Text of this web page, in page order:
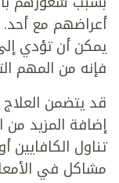
أعراضهم مع أحد.
يمكن أن تؤدي
فإنه من المهم
قد يتضمن العلاج
إضافة المزيد من
تناول
مشاكل في